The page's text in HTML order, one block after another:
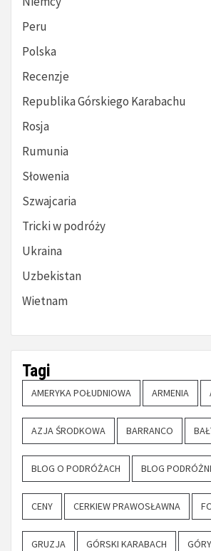
Peru
Polska
Recenzje
Republika Górskiego Karabachu
Rosja
Rumunia
Słowenia
Szwajcaria
Tricki w podróży
Ukraina
Uzbekistan
Wietnam
Tagi
AMERYKA POŁUDNIOWA ARMENIA
AZJA ŚRODKOWA BARRANCO
BLOG O PODRÓŻACH BLOG
CENY CERKIEW PRAWOSŁAWNA
GRUZJA GÓRSKI KARABACH GÓRY